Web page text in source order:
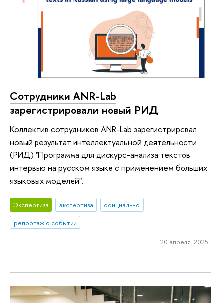
Сотрудники ANR-Lab
зарегистрировали новый РИД
Коллектив сотрудников ANR-Lab зарегистрировал
новый результат интеллектуальной деятельности
(РИД) "Программа для дискурс-анализа текстов
интервью на русском языке с применением больших
языковых моделей".
Экспертиза экспертиза
официально
репортаж о событии
20 апреля 2025